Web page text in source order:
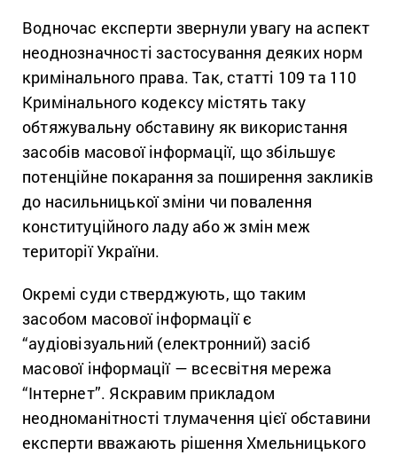
Водночас експерти звернули увагу на аспект
неоднозначності застосування деяких норм
кримінального права. Так, статті 109 та 110
Кримінального кодексу містять таку
обтяжувальну обставину як використання
засобів масової інформації, що збільшує
потенційне покарання за поширення закликів
до насильницької зміни чи повалення
конституційного ладу або ж змін меж
території України.
Окремі суди стверджують, що таким
засобом масової інформації є
“аудіовізуальний (електронний) засіб
масової інформації — всесвітня мережа
“Інтернет”. Яскравим прикладом
неодноманітності тлумачення цієї обставини
експерти вважають рішення Хмельницького